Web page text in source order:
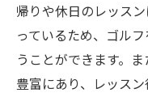
帰りや休日のレッス
っているため、ゴル
うことができます。
豊富にあり、レッス